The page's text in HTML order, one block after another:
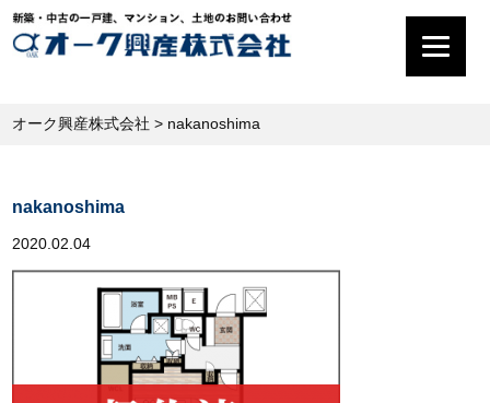
オーク興産株式会社 > nakanoshima
nakanoshima
2020.02.04